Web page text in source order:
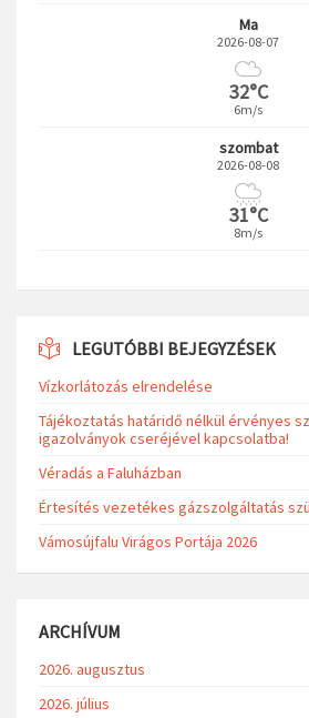
Ma
2026-08-07
32°C
6m/s
szombat
2026-08-08
31°C
8m/s
LEGUTÓBBI BEJEGYZÉSEK
Vízkorlátozás elrendelése
Tájékoztatás határidő nélkül érvényes
igazolványok cseréjével kapcsolatba!
Véradás a Faluházban
Értesítés vezetékes gázszolgáltatás
Vámosújfalu Virágos Portája 2026
ARCHÍVUM
2026. augusztus
2026. július